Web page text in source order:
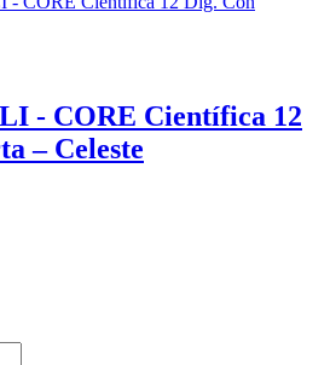
- CORE Científica 12
– Celeste